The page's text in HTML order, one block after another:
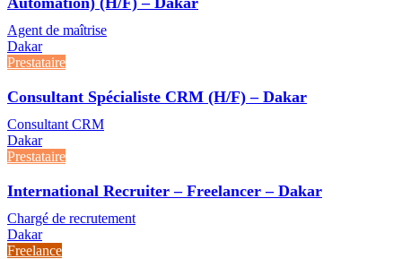
Agent de maîtrise
Dakar
Prestataire
Consultant Spécialiste CRM (H/F) – Dakar
Consultant CRM
Dakar
Prestataire
International Recruiter – Freelancer – Dakar
Chargé de recrutement
Dakar
Freelance